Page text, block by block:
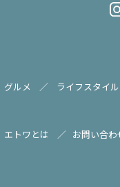
グルメ
ライフスタイル
エトワとは お問い合わ